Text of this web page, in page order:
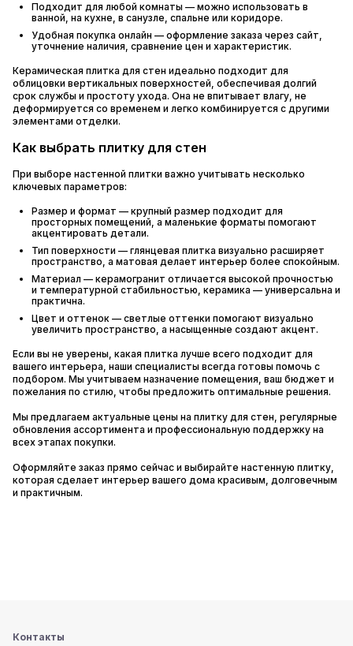
Подходит для любой комнаты — можно использовать в
ванной, на кухне, в санузле, спальне или коридоре.
Удобная покупка онлайн — оформление заказа через сайт,
уточнение наличия, сравнение цен и характеристик.
Керамическая плитка для стен идеально подходит для
облицовки вертикальных поверхностей, обеспечивая долгий
срок службы и простоту ухода. Она не впитывает влагу, не
деформируется со временем и легко комбинируется с другими
элементами отделки.
Как выбрать плитку для стен
При выборе настенной плитки важно учитывать несколько
ключевых параметров:
Размер и формат — крупный размер подходит для
просторных помещений, а маленькие форматы помогают
акцентировать детали.
Тип поверхности — глянцевая плитка визуально расширяет
пространство, а матовая делает интерьер более спокойным.
Материал — керамогранит отличается высокой прочностью
и температурной стабильностью, керамика — универсальна и
практична.
Цвет и оттенок — светлые оттенки помогают визуально
увеличить пространство, а насыщенные создают акцент.
Если вы не уверены, какая плитка лучше всего подходит для
вашего интерьера, наши специалисты всегда готовы помочь с
подбором. Мы учитываем назначение помещения, ваш бюджет и
пожелания по стилю, чтобы предложить оптимальные решения.
Мы предлагаем актуальные цены на плитку для стен, регулярные
обновления ассортимента и профессиональную поддержку на
всех этапах покупки.
Оформляйте заказ прямо сейчас и выбирайте настенную плитку,
которая сделает интерьер вашего дома красивым, долговечным
и практичным.
Контакты